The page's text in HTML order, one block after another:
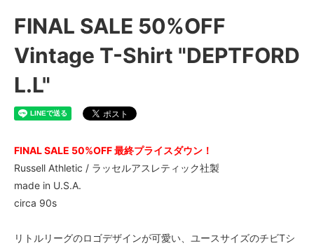
FINAL SALE 50%OFF
Vintage T-Shirt "DEPTFORD
L.L"
FINAL SALE 50%OFF 最終プライスダウン！
Russell Athletic / ラッセルアスレティック社製
made in U.S.A.
circa 90s
リトルリーグのロゴデザインが可愛い、ユースサイズのチビTシ